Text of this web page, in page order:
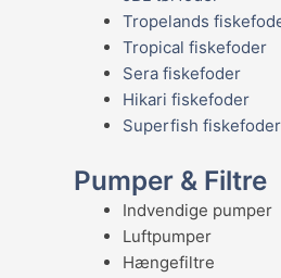
Tropelands
Tropical fiskefoder
Sera fiskefoder
Hikari fiskefoder
Superfish fiskefoder
Pumper & Filtre
Indvendige pumper
Luftpumper
Hængefiltre